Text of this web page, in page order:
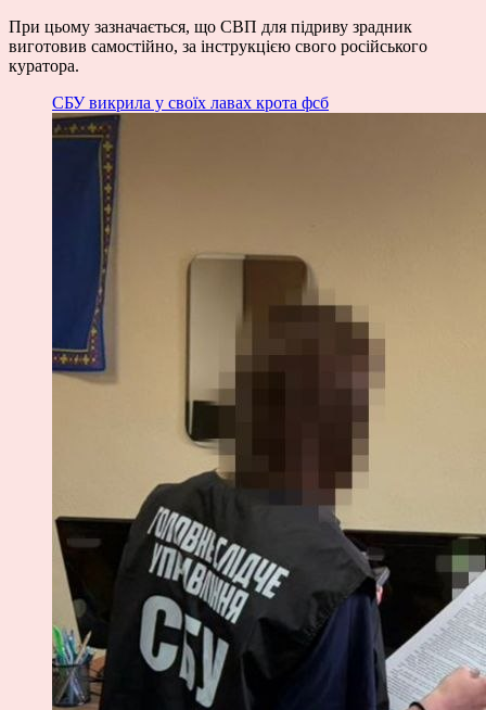
При цьому зазначається, що СВП для підриву зрадник
виготовив самостійно, за інструкцією свого російського
куратора.
СБУ викрила у своїх лавах крота фсб